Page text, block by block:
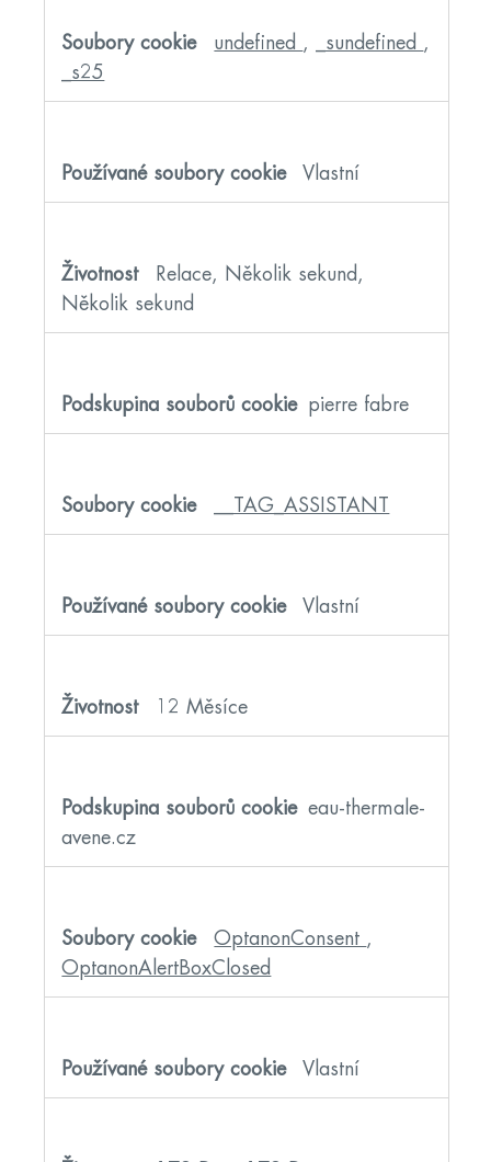
undefined , _sundefined ,
_s25
Vlastní
Relace, Několik sekund,
Několik sekund
pierre fabre
__TAG_ASSISTANT
Vlastní
12 Měsíce
eau-thermale-
avene.cz
OptanonConsent ,
OptanonAlertBoxClosed
Vlastní